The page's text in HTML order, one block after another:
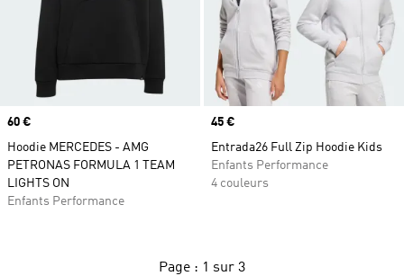
Prix
60 €
Hoodie MERCEDES - AMG
PETRONAS FORMULA 1 TEAM
LIGHTS ON
Enfants Performance
Prix
45 €
Entrada26 Full Zip Hoodie Kids
Enfants Performance
4 couleurs
Page : 1 sur 3